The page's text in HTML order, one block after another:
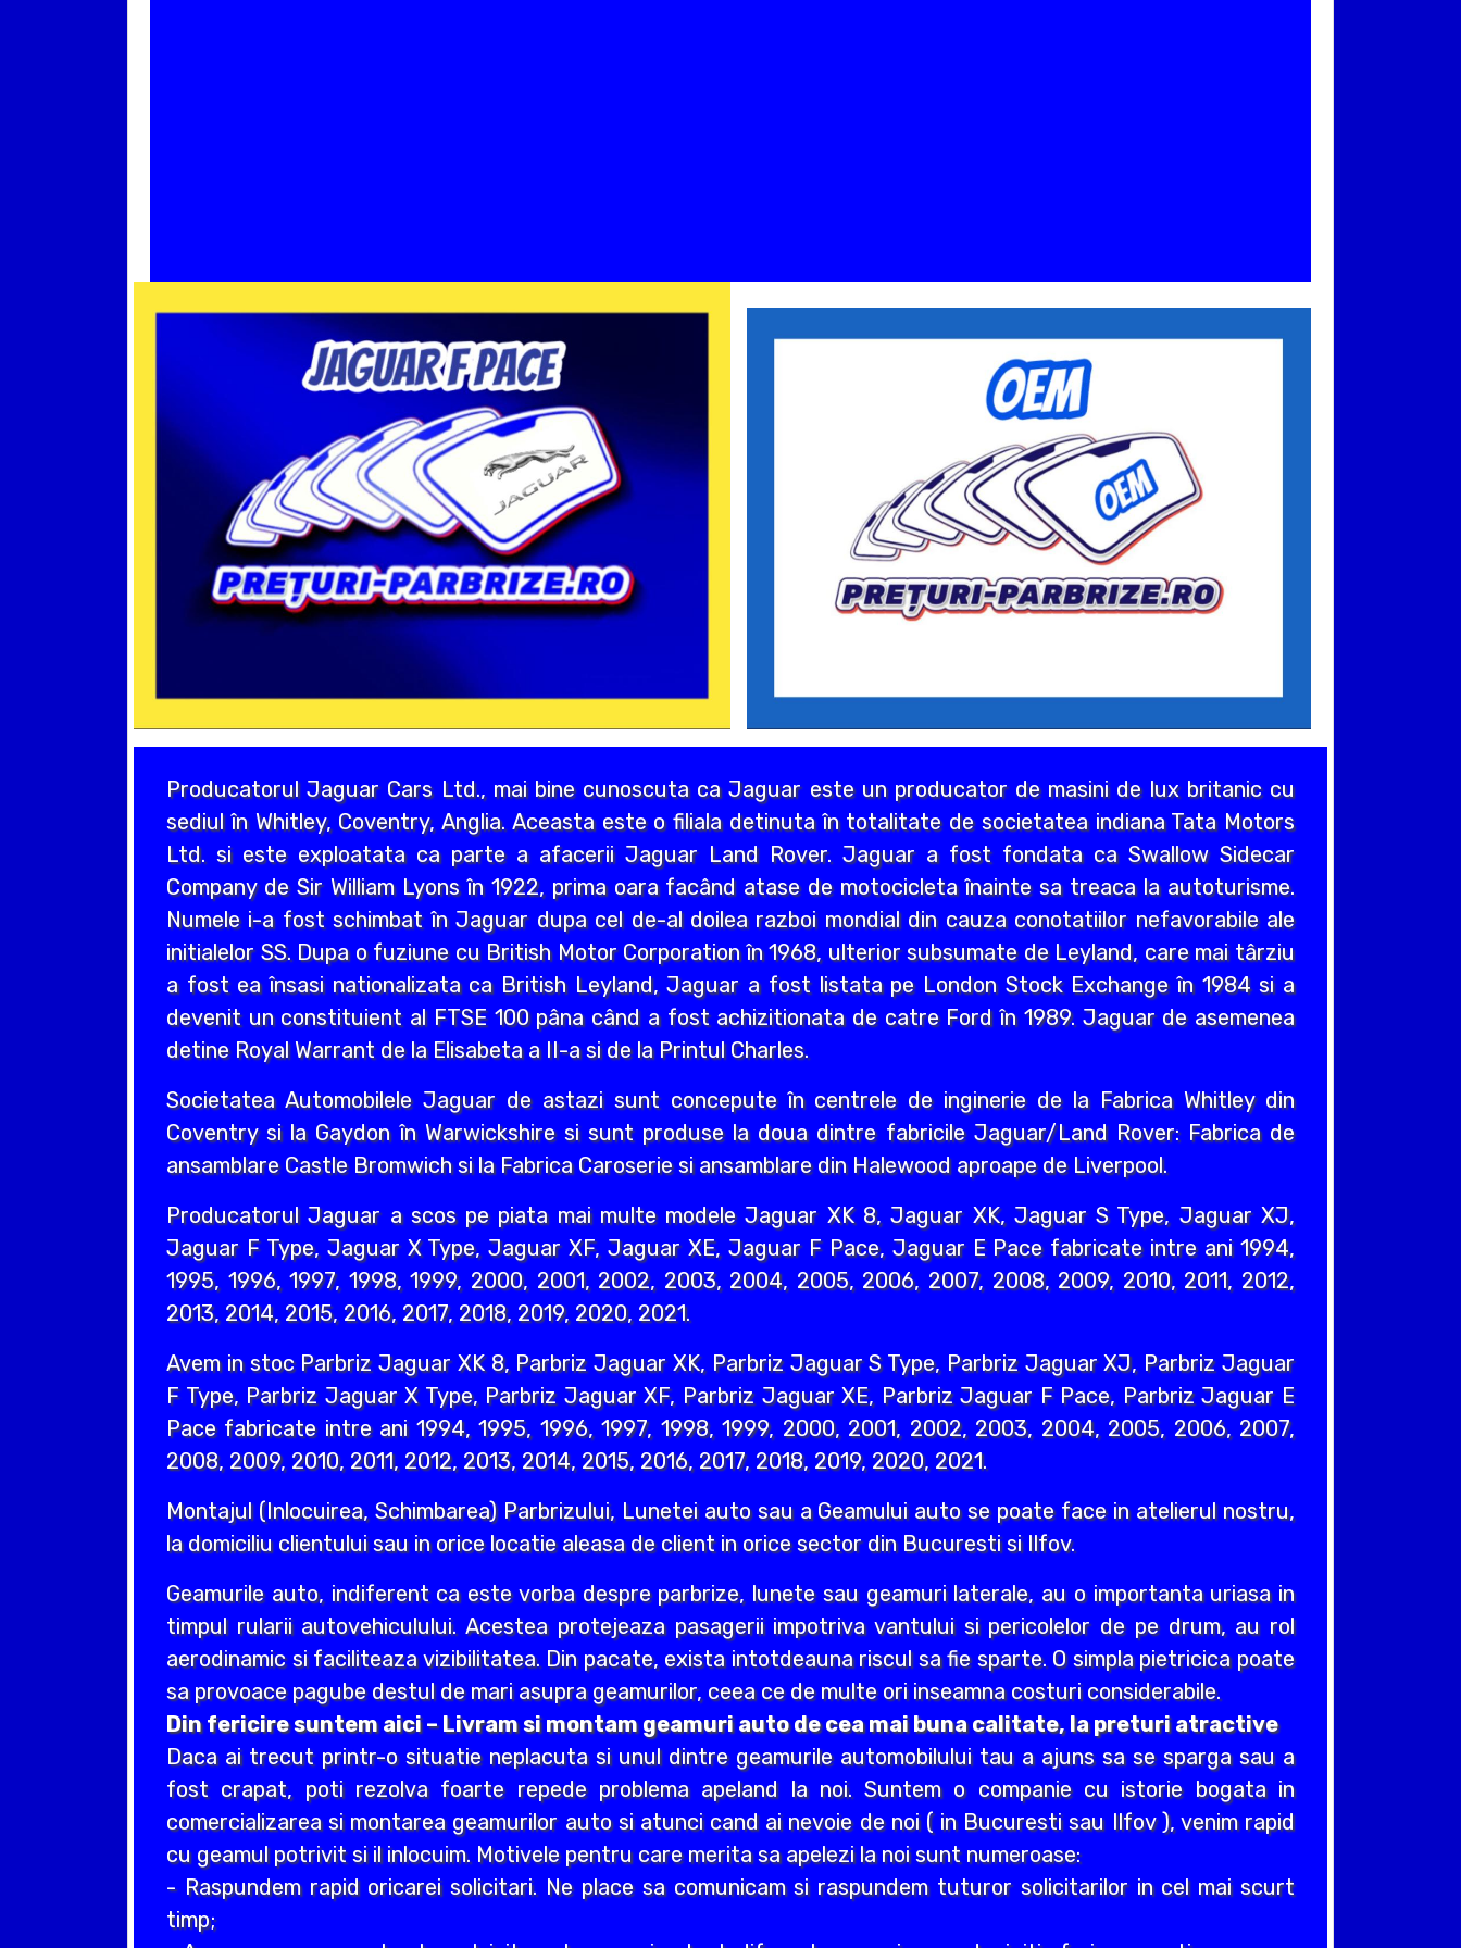
Producatorul Jaguar Cars Ltd., mai bine cunoscuta ca Jaguar este un producator de masini de lux britanic cu
sediul în Whitley, Coventry, Anglia. Aceasta este o filiala detinuta în totalitate de societatea indiana Tata Motors
Ltd. si este exploatata ca parte a afacerii Jaguar Land Rover. Jaguar a fost fondata ca Swallow Sidecar
Company de Sir William Lyons în 1922, prima oara facând atase de motocicleta înainte sa treaca la autoturisme.
Numele i-a fost schimbat în Jaguar dupa cel de-al doilea razboi mondial din cauza conotatiilor nefavorabile ale
initialelor SS. Dupa o fuziune cu British Motor Corporation în 1968, ulterior subsumate de Leyland, care mai târziu
a fost ea însasi nationalizata ca British Leyland, Jaguar a fost listata pe London Stock Exchange în 1984 si a
devenit un constituient al FTSE 100 pâna când a fost achizitionata de catre Ford în 1989. Jaguar de asemenea
detine Royal Warrant de la Elisabeta a II-a si de la Printul Charles.
Societatea Automobilele Jaguar de astazi sunt concepute în centrele de inginerie de la Fabrica Whitley din
Coventry si la Gaydon în Warwickshire si sunt produse la doua dintre fabricile Jaguar/Land Rover: Fabrica de
ansamblare Castle Bromwich si la Fabrica Caroserie si ansamblare din Halewood aproape de Liverpool.
Producatorul Jaguar a scos pe piata mai multe modele Jaguar XK 8, Jaguar XK, Jaguar S Type, Jaguar XJ,
Jaguar F Type, Jaguar X Type, Jaguar XF, Jaguar XE, Jaguar F Pace, Jaguar E Pace fabricate intre ani 1994,
1995, 1996, 1997, 1998, 1999, 2000, 2001, 2002, 2003, 2004, 2005, 2006, 2007, 2008, 2009, 2010, 2011, 2012,
2013, 2014, 2015, 2016, 2017, 2018, 2019, 2020, 2021.
Avem in stoc Parbriz Jaguar XK 8, Parbriz Jaguar XK, Parbriz Jaguar S Type, Parbriz Jaguar XJ, Parbriz Jaguar
F Type, Parbriz Jaguar X Type, Parbriz Jaguar XF, Parbriz Jaguar XE, Parbriz Jaguar F Pace, Parbriz Jaguar E
Pace fabricate intre ani 1994, 1995, 1996, 1997, 1998, 1999, 2000, 2001, 2002, 2003, 2004, 2005, 2006, 2007,
2008, 2009, 2010, 2011, 2012, 2013, 2014, 2015, 2016, 2017, 2018, 2019, 2020, 2021.
Montajul (Inlocuirea, Schimbarea) Parbrizului, Lunetei auto sau a Geamului auto se poate face in atelierul nostru,
la domiciliu clientului sau in orice locatie aleasa de client in orice sector din Bucuresti si Ilfov.
Geamurile auto, indiferent ca este vorba despre parbrize, lunete sau geamuri laterale, au o importanta uriasa in
timpul rularii autovehiculului. Acestea protejeaza pasagerii impotriva vantului si pericolelor de pe drum, au rol
aerodinamic si faciliteaza vizibilitatea. Din pacate, exista intotdeauna riscul sa fie sparte. O simpla pietricica poate
sa provoace pagube destul de mari asupra geamurilor, ceea ce de multe ori inseamna costuri considerabile.
Din fericire suntem aici – Livram si montam geamuri auto de cea mai buna calitate, la preturi atractive
Daca ai trecut printr-o situatie neplacuta si unul dintre geamurile automobilului tau a ajuns sa se sparga sau a
fost crapat, poti rezolva foarte repede problema apeland la noi. Suntem o companie cu istorie bogata in
comercializarea si montarea geamurilor auto si atunci cand ai nevoie de noi ( in Bucuresti sau Ilfov ), venim rapid
cu geamul potrivit si il inlocuim. Motivele pentru care merita sa apelezi la noi sunt numeroase:
- Raspundem rapid oricarei solicitari. Ne place sa comunicam si raspundem tuturor solicitarilor in cel mai scurt
timp;